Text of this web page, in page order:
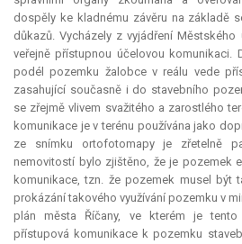
dospěly ke kladnému závěru na základě
důkazů. Vycházely z vyjádření
veřejně přístupnou účelovou komunikaci.
podél pozemku žalobce v reálu vede
zasahující současně i do stavebního
se zřejmě vlivem svažitého a zarostlého
komunikace je v terénu používána jako
ze snímku ortofotomapy je zřetelně
nemovitostí bylo zjištěno, že je pozemek
komunikace, tzn. že pozemek musel být
prokázání takového využívání pozemku v
plán města Říčany, ve kterém je
přístupová komunikace k pozemku